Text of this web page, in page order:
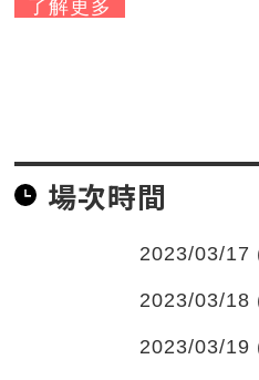
了解更多
場次時間
2023/03/17
2023/03/18
2023/03/19